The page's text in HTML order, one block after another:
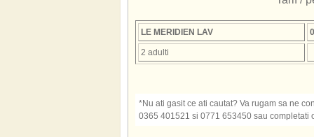
LE MERIDIEN LAV
2 adulti
*Nu ati gasit ce ati cautat? Va rugam sa ne
0365 401521 si 0771 653450 sau completati